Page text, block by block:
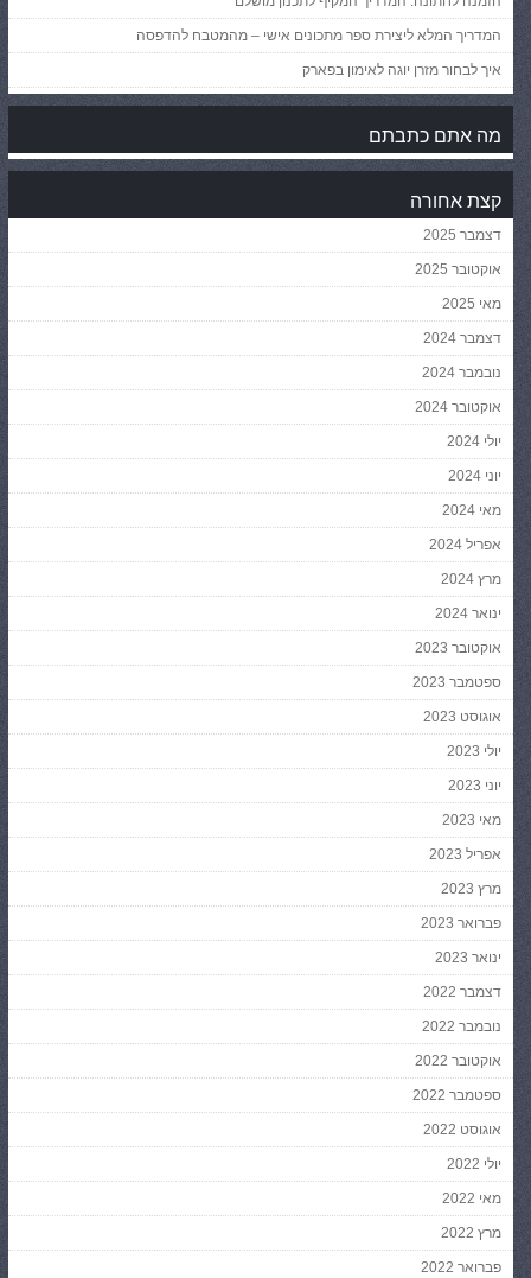
המדריך המלא ליצירת ספר מתכונים אישי – מהמטבח להדפסה
איך לבחור מזרן יוגה לאימון בפארק
מה אתם כתבתם
קצת אחורה
דצמבר 2025
אוקטובר 2025
מאי 2025
דצמבר 2024
נובמבר 2024
אוקטובר 2024
יולי 2024
יוני 2024
מאי 2024
אפריל 2024
מרץ 2024
ינואר 2024
אוקטובר 2023
ספטמבר 2023
אוגוסט 2023
יולי 2023
יוני 2023
מאי 2023
אפריל 2023
מרץ 2023
פברואר 2023
ינואר 2023
דצמבר 2022
נובמבר 2022
אוקטובר 2022
ספטמבר 2022
אוגוסט 2022
יולי 2022
מאי 2022
מרץ 2022
פברואר 2022